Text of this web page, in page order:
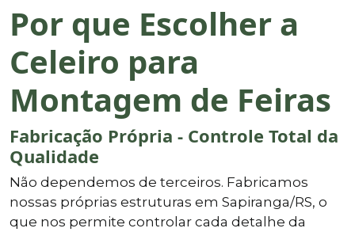
Por que Escolher a
Celeiro para
Montagem de Feiras
Fabricação Própria - Controle Total da
Qualidade
Não dependemos de terceiros. Fabricamos
nossas próprias estruturas em Sapiranga/RS, o
que nos permite controlar cada detalhe da